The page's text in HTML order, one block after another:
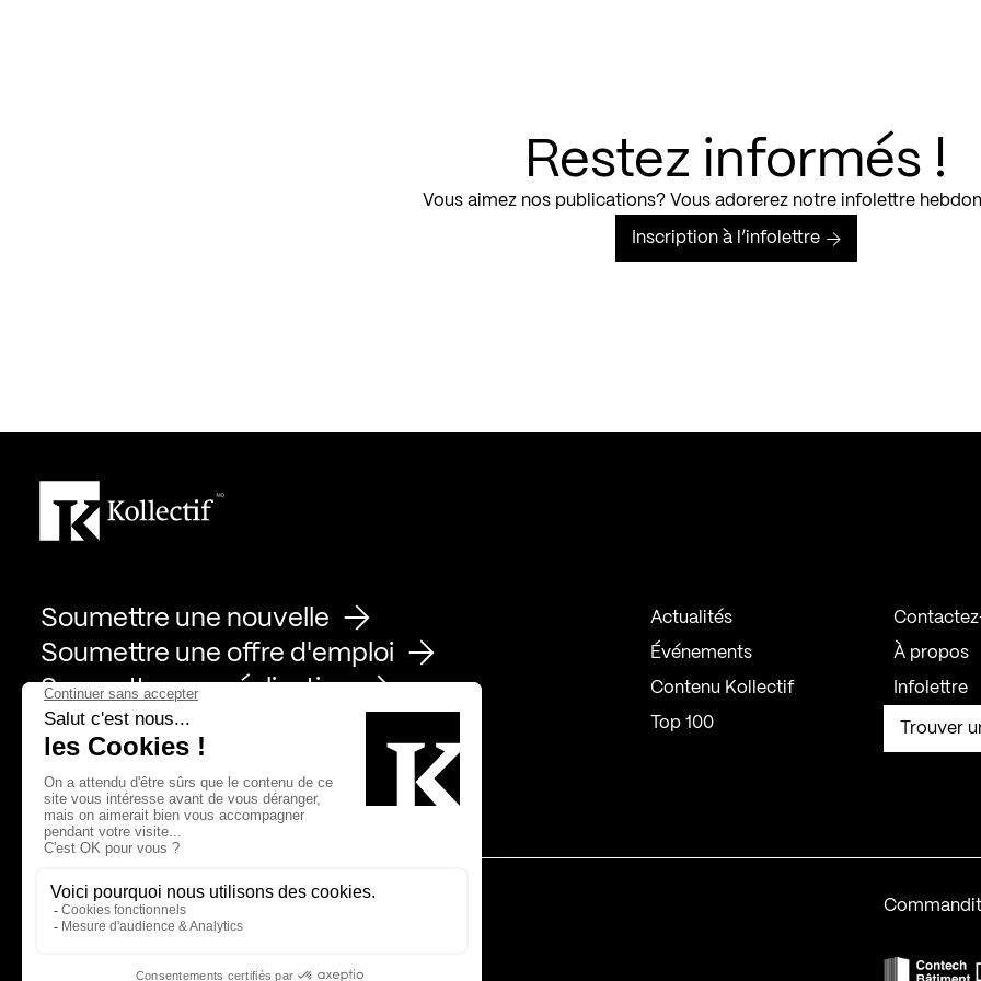
Restez informés !
Vous aimez nos publications? Vous adorerez notre infolettre
Inscription à l’infolettre
Soumettre une nouvelle
Soumettre une offre d'emploi
Soumettre une réalisation
Actualités
Événements
Contenu Kollectif
Top 100
À propos
Infolettre
Trouver
Page Facebook de Kollectif
Page Instagram de Kollectif
Page Linkedin de Kollectif
Partenaires